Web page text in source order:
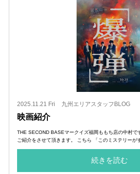
2025.11.21 Fri 九州エリアスタッフBLOG
映画紹介
THE SECOND BASEマークイズ福岡ももち店の中村で
ご紹介をさせて頂きます。 こちら 「このミステリーが
続きを読む